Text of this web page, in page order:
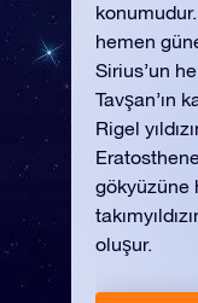
konumudur.
hemen
Sirius’un
Tavşan’ın
Rigel
gökyüzüne
oluşur.